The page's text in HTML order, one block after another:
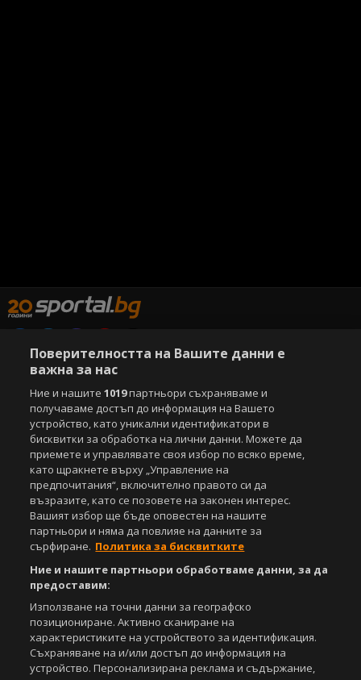
Copyright © 2007-2026 Агенция Спортал. Всички права запазени.
За нас Екип За рекламa
Общи условия
Етични правила на НСС
Лични данни
Управление на предпочитания
Съдържанието на този уеб сайт и технологиите, използвани в него, са
под закрила на Закона за авторското право и сродните му права.
Всички статии, репортажи, интервюта и други текстови, графични и
видео материали, публикувани в сайта, са собственост на Агенция
Спортал, освен ако изрично е посочено друго. Допуска се
публикуване на текстови материали само след писмено съгласие на
Агенция Спортал, посочване на източника и добавяне на линк към
www.sportal.bg. Използването на графични и видео материали,
санкционирани с цялата строгост на закона.
СвалиБЕЗПЛАТНОТОприложение за:
Android
Поверителността на Вашите данни е
важна за нас
Ние и нашите1019партньори съхраняваме и
получаваме достъп до информация на Вашето
устройство, като уникални идентификатори в
бисквитки за обработка на лични данни. Можете да
приемете и управлявате своя избор по всяко време,
като щракнете върху „Управление на
предпочитания“, включително правото си да
възразите, като се позовете на законен интерес.
Вашият избор ще бъде оповестен на нашите
партньори и няма да повлияе на данните за
сърфиране. Политика за бисквитките
Ние и нашите партньори обработваме данни, за да
предоставим:
Използване на точни данни за географско
позициониране. Активно сканиране на
характеристиките на устройството за идентификация.
Съхраняване на и/или достъп до информация на
устройство. Персонализирана реклама и съдържание,